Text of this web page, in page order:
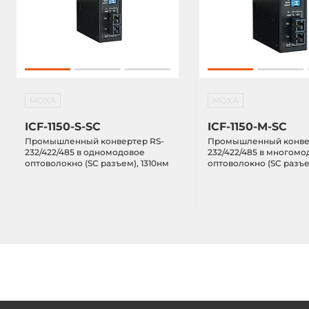
ICF-1150-S-SC
Промышленный конвертер RS-
232/422/485 в одномодовое
оптоволокно (SС разъем), 1310нм
ICF-1150-M-SC
Промышленный
232/422/485 в
оптоволокно (SC